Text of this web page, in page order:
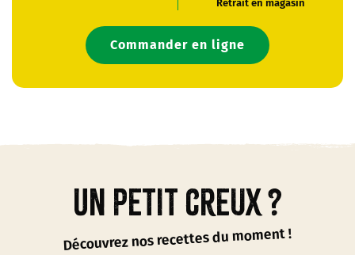
Retrait en magasin
Commander en ligne
Un petit creux ?
Découvrez nos recettes du moment !